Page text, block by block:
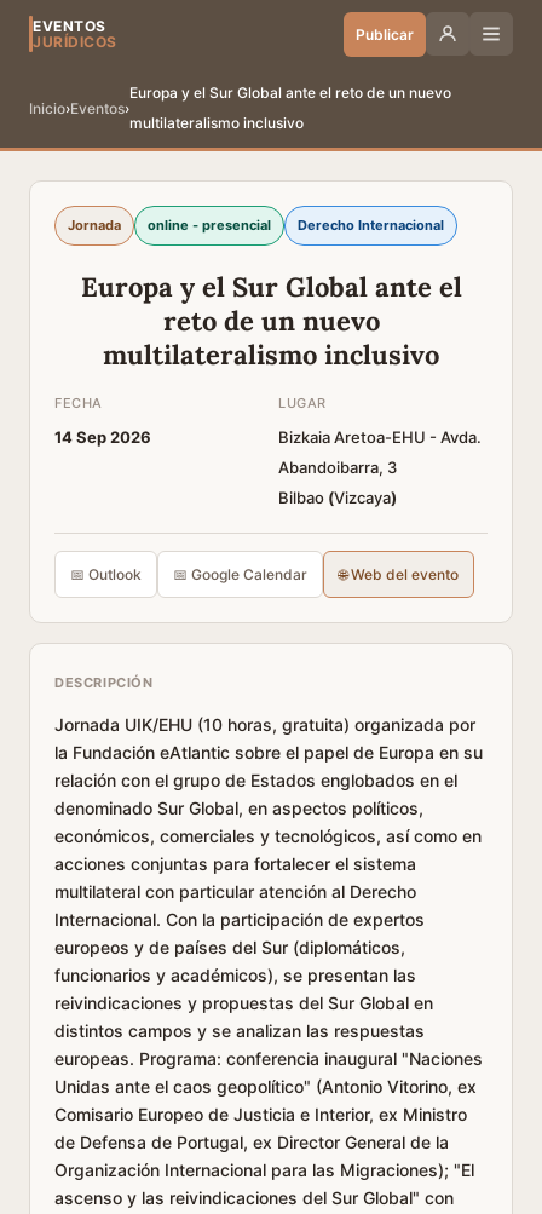
EVENTOS
JURÍDICOS
Publicar
Inicio›Eventos›
Europa y el Sur Global ante el reto de un nuevo
multilateralismo inclusivo
Jornada online - presencial Derecho Internacional
Europa y el Sur Global ante el
reto de un nuevo
multilateralismo inclusivo
FECHA
14 Sep 2026
LUGAR
Bizkaia Aretoa-EHU - Avda.
Abandoibarra, 3
Bilbao (Vizcaya)
📅 Outlook 📅 Google Calendar 🌐 Web del evento
DESCRIPCIÓN
Jornada UIK/EHU (10 horas, gratuita) organizada por
la Fundación eAtlantic sobre el papel de Europa en su
relación con el grupo de Estados englobados en el
denominado Sur Global, en aspectos políticos,
económicos, comerciales y tecnológicos, así como en
acciones conjuntas para fortalecer el sistema
multilateral con particular atención al Derecho
Internacional. Con la participación de expertos
europeos y de países del Sur (diplomáticos,
funcionarios y académicos), se presentan las
reivindicaciones y propuestas del Sur Global en
distintos campos y se analizan las respuestas
europeas. Programa: conferencia inaugural "Naciones
Unidas ante el caos geopolítico" (Antonio Vitorino, ex
Comisario Europeo de Justicia e Interior, ex Ministro
de Defensa de Portugal, ex Director General de la
Organización Internacional para las Migraciones); "El
ascenso y las reivindicaciones del Sur Global" con